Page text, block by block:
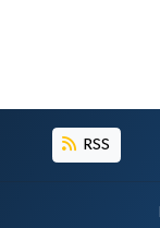
RSS